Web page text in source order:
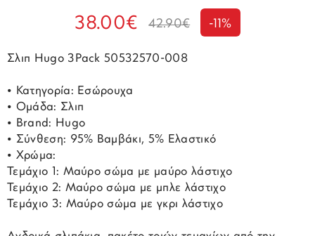
38.00€ 42.90€ -11%
Σλιπ Hugo 3Pack 50532570-008
• Κατηγορία: Εσώρουχα
• Ομάδα: Σλιπ
• Brand: Hugo
• Σύνθεση: 95% Βαμβάκι, 5% Ελαστικό
• Χρώμα:
Τεμάχιο 1: Μαύρο σώμα με μαύρο λάστιχο
Τεμάχιο 2: Μαύρο σώμα με μπλε λάστιχο
Τεμάχιο 3: Μαύρο σώμα με γκρι λάστιχο